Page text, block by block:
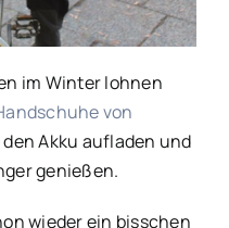
im Winter lohnen
von
Akku aufladen und
genießen.
wieder ein bisschen